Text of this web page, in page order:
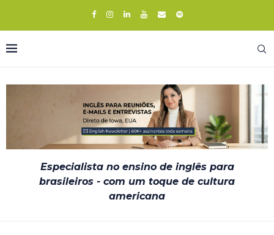
Especialista no ensino de inglês para
brasileiros - com um toque de cultura
americana